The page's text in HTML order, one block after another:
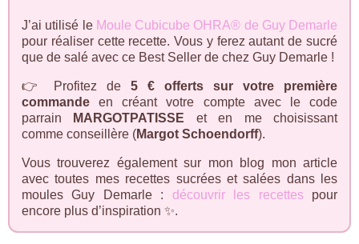
J’ai utilisé le Moule Cubicube OHRA® de Guy Demarle
pour réaliser cette recette. Vous y ferez autant de sucré
que de salé avec ce Best Seller de chez Guy Demarle !
👉 Profitez de 5 € offerts sur votre première
commande en créant votre compte avec le code
parrain
MARGOTPATISSE et en me choisissant
comme conseillère (Margot Schoendorff).
Vous trouverez également sur mon blog mon article
avec toutes mes recettes sucrées et salées dans les
moules Guy Demarle : découvrir les recettes pour
encore plus d’inspiration ✨.